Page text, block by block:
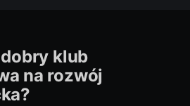
klub
na rozwój